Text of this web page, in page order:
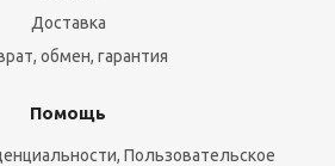
Доставка
обмен, гарантия
Помощь
Пользовательское